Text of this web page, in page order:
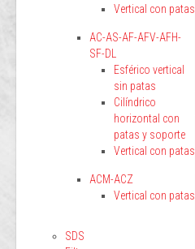
Vertical con patas
AC-AS-AF-AFV-AFH-
SF-DL
Esférico vertical
sin patas
Cilíndrico
horizontal con
patas y soporte
Vertical con patas
ACM-ACZ
Vertical con patas
SDS